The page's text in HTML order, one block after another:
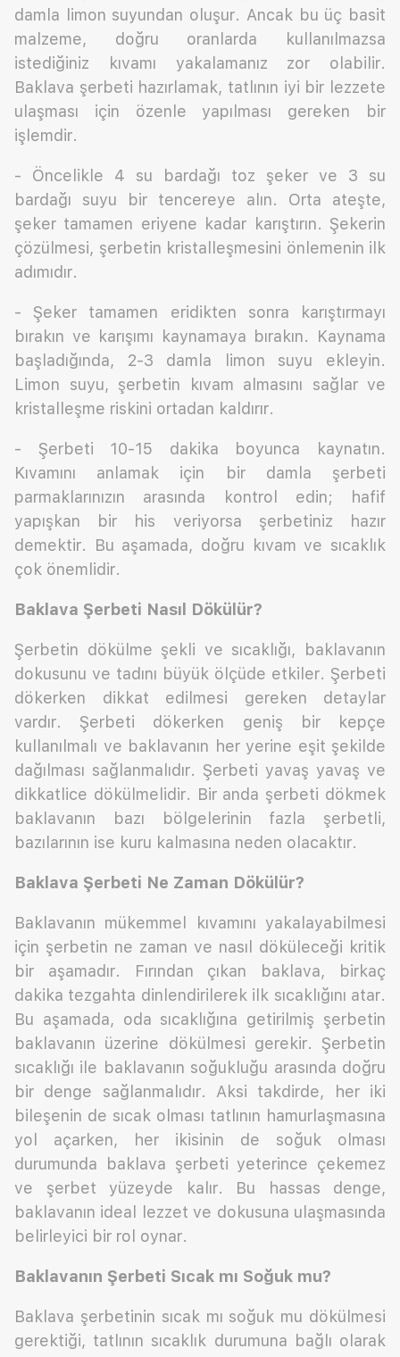
damla limon suyundan oluşur. Ancak bu üç basit
malzeme, doğru oranlarda kullanılmazsa
istediğiniz kıvamı yakalamanız zor olabilir.
Baklava şerbeti hazırlamak, tatlının iyi bir lezzete
ulaşması için özenle yapılması gereken bir
işlemdir.
- Öncelikle 4 su bardağı toz şeker ve 3 su
bardağı suyu bir tencereye alın. Orta ateşte,
şeker tamamen eriyene kadar karıştırın. Şekerin
çözülmesi, şerbetin kristalleşmesini önlemenin ilk
adımıdır.
- Şeker tamamen eridikten sonra karıştırmayı
bırakın ve karışımı kaynamaya bırakın. Kaynama
başladığında, 2-3 damla limon suyu ekleyin.
Limon suyu, şerbetin kıvam almasını sağlar ve
kristalleşme riskini ortadan kaldırır.
- Şerbeti 10-15 dakika boyunca kaynatın.
Kıvamını anlamak için bir damla şerbeti
parmaklarınızın arasında kontrol edin; hafif
yapışkan bir his veriyorsa şerbetiniz hazır
demektir. Bu aşamada, doğru kıvam ve sıcaklık
çok önemlidir.
Baklava Şerbeti Nasıl Dökülür?
Şerbetin dökülme şekli ve sıcaklığı, baklavanın
dokusunu ve tadını büyük ölçüde etkiler. Şerbeti
dökerken dikkat edilmesi gereken detaylar
vardır. Şerbeti dökerken geniş bir kepçe
kullanılmalı ve baklavanın her yerine eşit şekilde
dağılması sağlanmalıdır. Şerbeti yavaş yavaş ve
dikkatlice dökülmelidir. Bir anda şerbeti dökmek
baklavanın bazı bölgelerinin fazla şerbetli,
bazılarının ise kuru kalmasına neden olacaktır.
Baklava Şerbeti Ne Zaman Dökülür?
Baklavanın mükemmel kıvamını yakalayabilmesi
için şerbetin ne zaman ve nasıl döküleceği kritik
bir aşamadır. Fırından çıkan baklava, birkaç
dakika tezgahta dinlendirilerek ilk sıcaklığını atar.
Bu aşamada, oda sıcaklığına getirilmiş şerbetin
baklavanın üzerine dökülmesi gerekir. Şerbetin
sıcaklığı ile baklavanın soğukluğu arasında doğru
bir denge sağlanmalıdır. Aksi takdirde, her iki
bileşenin de sıcak olması tatlının hamurlaşmasına
yol açarken, her ikisinin de soğuk olması
durumunda baklava şerbeti yeterince çekemez
ve şerbet yüzeyde kalır. Bu hassas denge,
baklavanın ideal lezzet ve dokusuna ulaşmasında
belirleyici bir rol oynar.
Baklavanın Şerbeti Sıcak mı Soğuk mu?
Baklava şerbetinin sıcak mı soğuk mu dökülmesi
gerektiği, tatlının sıcaklık durumuna bağlı olarak